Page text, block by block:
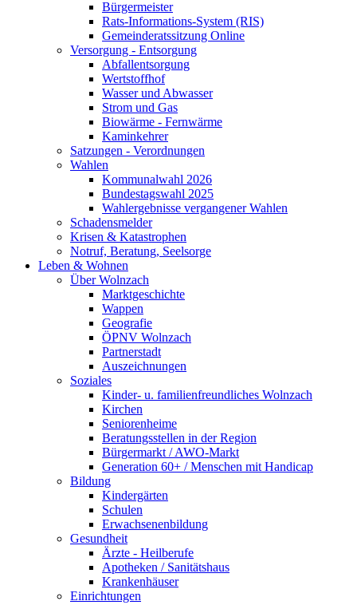
Bürgermeister
Rats-Informations-System (RIS)
Gemeinderatssitzung Online
Versorgung - Entsorgung
Abfallentsorgung
Wertstoffhof
Wasser und Abwasser
Strom und Gas
Biowärme - Fernwärme
Kaminkehrer
Satzungen - Verordnungen
Wahlen
Kommunalwahl 2026
Bundestagswahl 2025
Wahlergebnisse vergangener Wahlen
Schadensmelder
Krisen & Katastrophen
Notruf, Beratung, Seelsorge
Leben & Wohnen
Über Wolnzach
Marktgeschichte
Wappen
Geografie
ÖPNV Wolnzach
Partnerstadt
Auszeichnungen
Soziales
Kinder- u. familienfreundliches Wolnzach
Kirchen
Seniorenheime
Beratungsstellen in der Region
Bürgermarkt / AWO-Markt
Generation 60+ / Menschen mit Handicap
Bildung
Kindergärten
Schulen
Erwachsenenbildung
Gesundheit
Ärzte - Heilberufe
Apotheken / Sanitätshaus
Krankenhäuser
Einrichtungen